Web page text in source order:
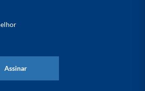
Assinar